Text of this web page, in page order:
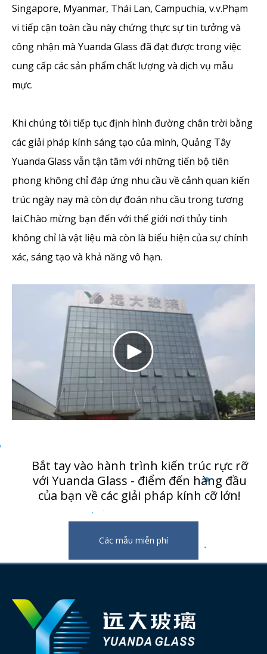
Singapore, Myanmar, Thái Lan, Campuchia, v.v.Phạm
vi tiếp cận toàn cầu này chứng thực sự tin tưởng và
công nhận mà Yuanda Glass đã đạt được trong việc
cung cấp các sản phẩm chất lượng và dịch vụ mẫu
mực.
Khi chúng tôi tiếp tục định hình đường chân trời bằng
các giải pháp kính sáng tạo của mình, Quảng Tây
Yuanda Glass vẫn tận tâm với những tiến bộ tiên
phong không chỉ đáp ứng nhu cầu về cảnh quan kiến ​​
trúc ngày nay mà còn dự đoán nhu cầu trong tương
lai.Chào mừng bạn đến với thế giới nơi thủy tinh
không chỉ là vật liệu mà còn là biểu hiện của sự chính
xác, sáng tạo và khả năng vô hạn.
Bắt tay vào hành trình kiến ​​trúc rực rỡ
với Yuanda Glass - điểm đến hàng đầu
của bạn về các giải pháp kính cỡ lớn!
Các mẫu miễn phí